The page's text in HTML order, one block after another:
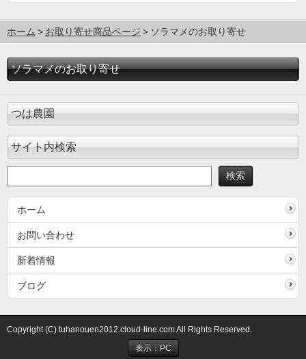
ホーム お取り寄せ商品ページ ソラマメのお取り寄せ
ソラマメのお取り寄せ
つは農園
サイト内検索
ホーム
お問い合わせ
新着情報
ブログ
Copyright (C) tuhanouen2012.cloud-line.com All Rights Reserved.
表示：PC